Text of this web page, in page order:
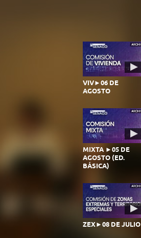
VIV►06 DE
AGOSTO
MIXTA ►05 DE
AGOSTO (ED.
BÁSICA)
ZEX►08 DE JULIO